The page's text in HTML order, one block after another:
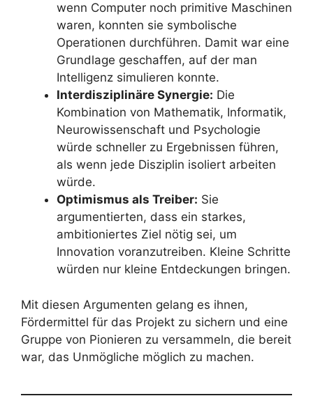
wenn Computer noch primitive Maschinen
waren, konnten sie symbolische
Operationen durchführen. Damit war eine
Grundlage geschaffen, auf der man
Intelligenz simulieren konnte.
Interdisziplinäre Synergie: Die
Kombination von Mathematik, Informatik,
Neurowissenschaft und Psychologie
würde schneller zu Ergebnissen führen,
als wenn jede Disziplin isoliert arbeiten
würde.
Optimismus als Treiber: Sie
argumentierten, dass ein starkes,
ambitioniertes Ziel nötig sei, um
Innovation voranzutreiben. Kleine Schritte
würden nur kleine Entdeckungen bringen.
Mit diesen Argumenten gelang es ihnen,
Fördermittel für das Projekt zu sichern und eine
Gruppe von Pionieren zu versammeln, die bereit
war, das Unmögliche möglich zu machen.